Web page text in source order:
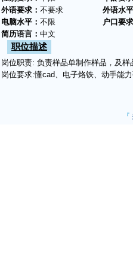
外语要求： 不要求 外语水平
电脑水平： 不限 户口要求
简历语言： 中文
职位描述
岗位职责: 负责样品单制作样品，及样
岗位要求:懂cad、电子烙铁、动手能力
『